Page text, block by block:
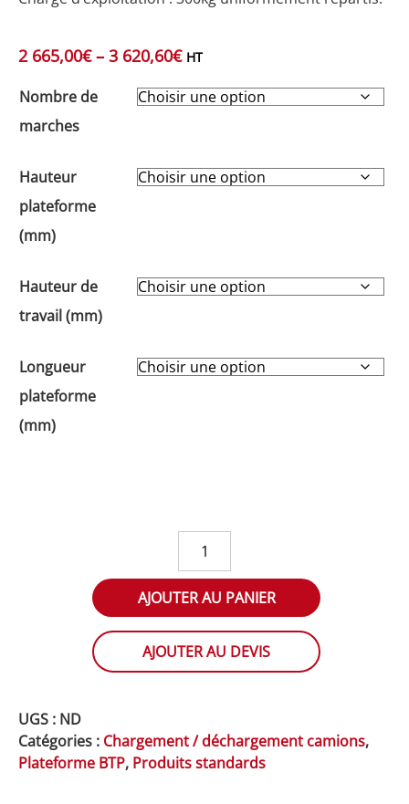
2 665,00€– 3 620,60€ HT
Nombre de
marches
Hauteur
plateforme
(mm)
Hauteur de
travail (mm)
Longueur
plateforme
(mm)
quantité
de
Quai
de
chargement
et
déchargement
AJOUTER AU PANIER
AJOUTER AU DEVIS
UGS : ND
Catégories : Chargement / déchargement camions,
Plateforme BTP, Produits standards